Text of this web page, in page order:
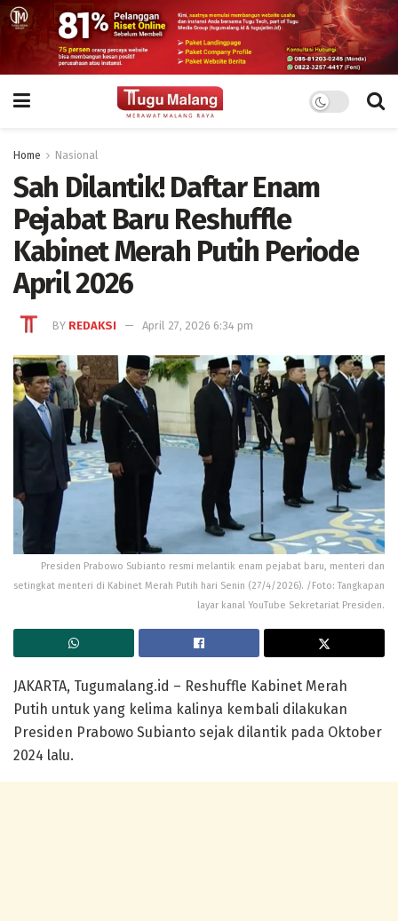
Home Nasional
Sah Dilantik! Daftar Enam
Pejabat Baru Reshuffle
Kabinet Merah Putih Periode
April 2026
BY REDAKSI April 27, 2026 6:34 pm
Presiden Prabowo Subianto resmi melantik enam pejabat baru, menteri dan
setingkat menteri di Kabinet Merah Putih hari Senin (27/4/2026). /Foto: Tangkapan
layar kanal YouTube Sekretariat Presiden.
JAKARTA, Tugumalang.id – Reshuffle Kabinet Merah
Putih untuk yang kelima kalinya kembali dilakukan
Presiden Prabowo Subianto sejak dilantik pada Oktober
2024 lalu.